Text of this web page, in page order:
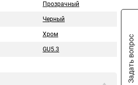
Прозрачный
Черный
Хром
GU5.3 Задать вопрос